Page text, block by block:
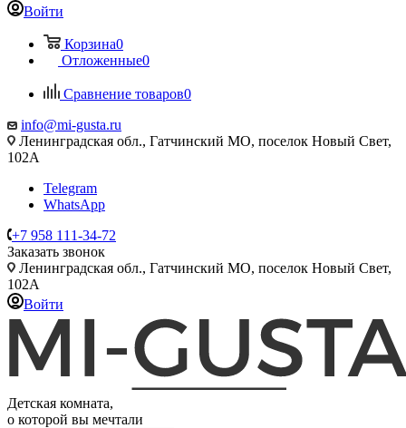
Войти
Корзина0
Отложенные0
Сравнение товаров0
info@mi-gusta.ru
Ленинградская обл., Гатчинский МО, поселок Новый Свет,
102А
Telegram
WhatsApp
+7 958 111-34-72
Заказать звонок
Ленинградская обл., Гатчинский МО, поселок Новый Свет,
102А
Войти
Детская комната,
о которой вы мечтали